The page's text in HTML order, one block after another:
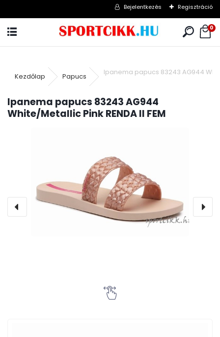
Bejelentkezés Regisztráció
0
Kezdőlap Papucs
Ipanema papucs 83243 AG944
Ipanema papucs 83243 AG944
White/Metallic Pink RENDA II FEM